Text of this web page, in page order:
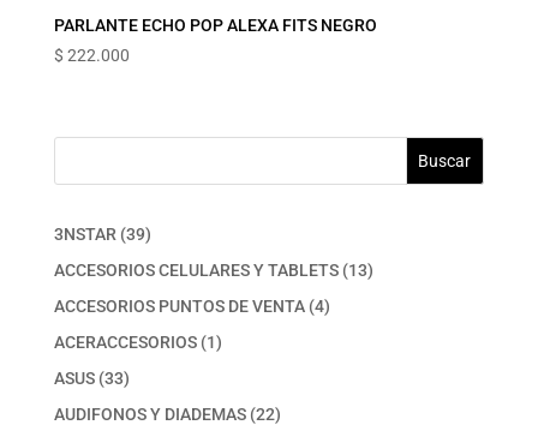
PARLANTE ECHO POP ALEXA FITS NEGRO
$ 222.000
Buscar
3NSTAR 3939
productos
ACCESORIOS CELULARES Y TABLETS 1313
ACCESORIOS PUNTOS DE VENTA 44
ACERACCESORIOS 11
ASUS 3333
productos
AUDIFONOS Y DIADEMAS 2222